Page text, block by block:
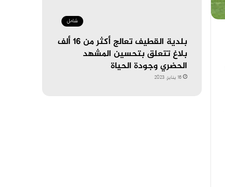
شامل
بلدية القطيف تعالج أكثر من 16 ألف
بلاغ تتعلق بتحسين المشهد
الحضري وجودة الحياة
16 يناير، 2023